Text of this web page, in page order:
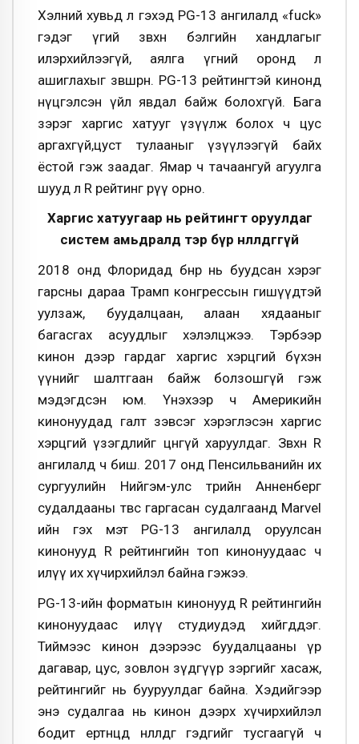
Хэлний хувьд л гэхэд PG-13 ангилалд «fuck»
гэдэг үгий зөвхөн бэлгийн хандлагыг
илэрхийлээгүй, аялга үгний оронд л
ашиглахыг зөвшөөрнө. PG-13 рейтингтэй кинонд
нүцгэлсэн үйл явдал байж болохгүй. Бага
зэрэг харгис хатууг үзүүлж болох ч цус
аргахгүй,цуст тулааныг үзүүлээгүй байх
ёстой гэж заадаг. Ямар ч тачаангуй агуулга
шууд л R рейтинг рүү орно.
Харгис хатуугаар нь рейтингт оруулдаг
систем амьдралд тэр бүр нөлөөлдөггүй
2018 онд Флоридад бөөнөөр нь буудсан хэрэг
гарсны дараа Трамп конгрессын гишүүдтэй
уулзаж, буудалцаан, алаан хядааныг
багасгах асуудлыг хэлэлцжээ. Тэрбээр
кинон дээр гардаг харгис хэрцгий бүхэн
үүнийг шалтгаан байж болзошгүй гэж
мэдэгдсэн юм. Үнэхээр ч Америкийн
кинонуудад галт зэвсэг хэрэглэсэн харгис
хэрцгий үзэгдлийг цөөнгүй харуулдаг. Зөвхөн R
ангилалд ч биш. 2017 онд Пенсильванийн их
сургуулийн Нийгэм-улс төрийн Анненберг
судалдааны төвөөс гаргасан судалгаанд Marvel
ийн гэх мэт PG-13 ангилалд оруулсан
кинонууд R рейтингийн топ кинонуудаас ч
илүү их хүчирхийлэл байна гэжээ.
PG-13-ийн форматын кинонууд R рейтингийн
кинонуудаас илүү студиудэд хийгддэг.
Тиймээс кинон дээрээс буудалцааны үр
дагавар, цус, зовлон зүдгүүр зэргийг хасаж,
рейтингийг нь бууруулдаг байна. Хэдийгээр
энэ судалгаа нь кинон дээрх хүчирхийлэл
бодит ертөнцөд нөлөөлдөг гэдгийг тусгаагүй ч